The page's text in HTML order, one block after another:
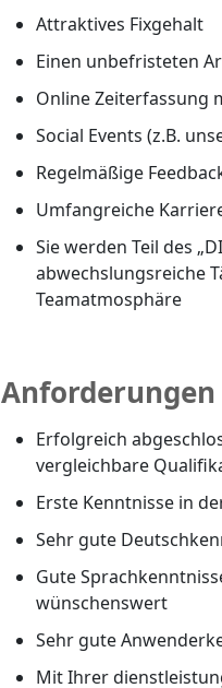
Attraktives Fixgehalt
Einen unbefristeten
Online Zeiterfassung
Social Events (z.B.
Regelmäßige
Umfangreiche
Sie werden Teil des
abwechslungsreiche
Teamatmosphäre
Anforderungen
Erfolgreich
vergleichbare
Erste Kenntnisse in
Sehr gute
Gute
wünschenswert
Sehr gute
Mit Ihrer